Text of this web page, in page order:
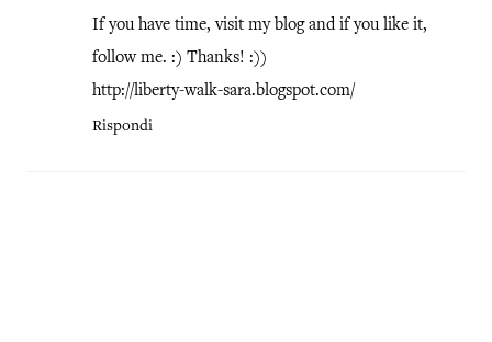
If you have time, visit my blog and if you like it,
follow me. :) Thanks! :))
http://liberty-walk-sara.blogspot.com/
Rispondi